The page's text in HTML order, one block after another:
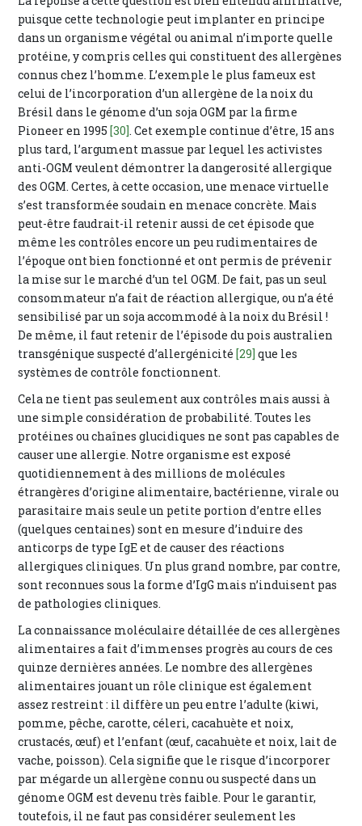
puisque cette technologie peut implanter en principe
dans un organisme végétal ou animal n’importe quelle
protéine, y compris celles qui constituent des allergènes
connus chez l’homme. L’exemple le plus fameux est
celui de l’incorporation d’un allergène de la noix du
Brésil dans le génome d’un soja OGM par la firme
Pioneer en 1995 [30]. Cet exemple continue d’être, 15 ans
plus tard, l’argument massue par lequel les activistes
anti-OGM veulent démontrer la dangerosité allergique
des OGM. Certes, à cette occasion, une menace virtuelle
s’est transformée soudain en menace concrète. Mais
peut-être faudrait-il retenir aussi de cet épisode que
même les contrôles encore un peu rudimentaires de
l’époque ont bien fonctionné et ont permis de prévenir
la mise sur le marché d’un tel OGM. De fait, pas un seul
consommateur n’a fait de réaction allergique, ou n’a été
sensibilisé par un soja accommodé à la noix du Brésil !
De même, il faut retenir de l’épisode du pois australien
transgénique suspecté d’allergénicité [29] que les
systèmes de contrôle fonctionnent.
Cela ne tient pas seulement aux contrôles mais aussi à
une simple considération de probabilité. Toutes les
protéines ou chaînes glucidiques ne sont pas capables de
causer une allergie. Notre organisme est exposé
quotidiennement à des millions de molécules
étrangères d’origine alimentaire, bactérienne, virale ou
parasitaire mais seule un petite portion d’entre elles
(quelques centaines) sont en mesure d’induire des
anticorps de type IgE et de causer des réactions
allergiques cliniques. Un plus grand nombre, par contre,
sont reconnues sous la forme d’IgG mais n’induisent pas
de pathologies cliniques.
La connaissance moléculaire détaillée de ces allergènes
alimentaires a fait d’immenses progrès au cours de ces
quinze dernières années. Le nombre des allergènes
alimentaires jouant un rôle clinique est également
assez restreint : il diffère un peu entre l’adulte (kiwi,
pomme, pêche, carotte, céleri, cacahuète et noix,
crustacés, œuf) et l’enfant (œuf, cacahuète et noix, lait de
vache, poisson). Cela signifie que le risque d’incorporer
par mégarde un allergène connu ou suspecté dans un
génome OGM est devenu très faible. Pour le garantir,
toutefois, il ne faut pas considérer seulement les